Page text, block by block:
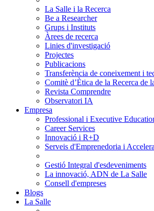
La Salle i la Recerca
Be a Researcher
Grups i Instituts
Àrees de recerca
Linies d'investigació
Projectes
Publicacions
Transferència de coneixement i
Comitè d’Ètica de la Recerca de
Revista Comprendre
Observatori IA
Empresa
Professional i Executive
Career Services
Innovació i R+D
Serveis d'Emprenedoria i
Gestió Integral d'esdeveniments
La innovació, ADN de La Salle
Consell d'empreses
Blogs
La Salle